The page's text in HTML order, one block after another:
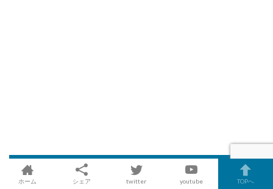
イチオシ記事
ホーム シェア twitter youtube TOPへ